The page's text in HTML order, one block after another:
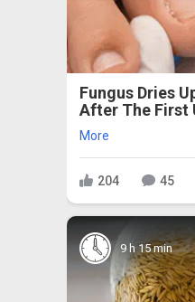
Fungus Dries
After The First
More
204 45
9 h 15 min